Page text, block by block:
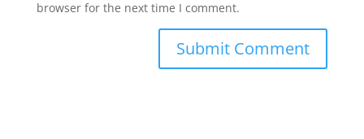
browser for the next time I comment.